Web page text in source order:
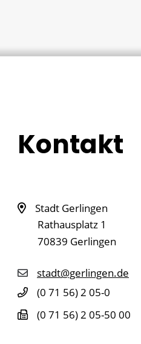
Kontakt
Stadt Gerlingen
Rathausplatz 1
70839 Gerlingen
stadt@gerlingen.de
(0 71 56) 2 05-0
(0 71 56) 2 05-50 00